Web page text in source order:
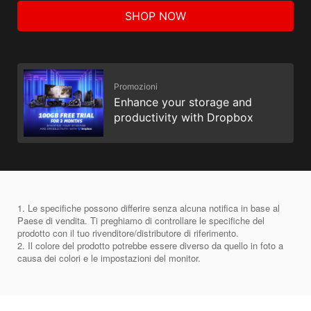
SHOP NOW
Promozioni
Enhance your storage and
productivity with Dropbox
1. Le specifiche possono differire senza alcuna notifica in base al
Paese di vendita. Ti preghiamo di controllare le specifiche del
prodotto con il tuo rivenditore/distributore di riferimento.
2. Il colore del prodotto potrebbe essere diverso da quello in foto a
causa dei colori e le impostazioni del monitor.